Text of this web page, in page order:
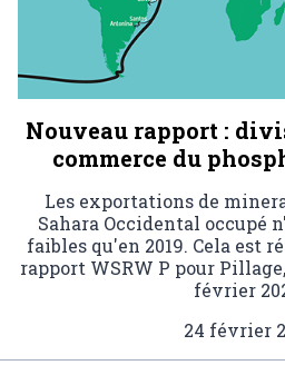
Nouveau rapport :
commerce du
Les exportations de
Sahara Occidental occupé
faibles qu'en 2019. Cela est
rapport WSRW P pour
février
24 février